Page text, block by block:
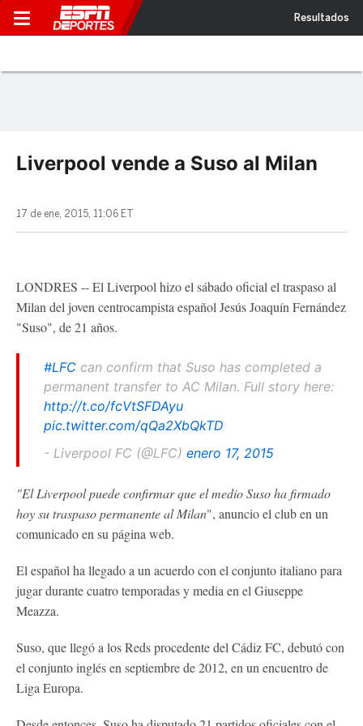
Resultados
Liverpool vende a Suso al Milan
17 de ene, 2015, 11:06 ET
LONDRES -- El Liverpool hizo el sábado oficial el traspaso al
Milan del joven centrocampista español Jesús Joaquín Fernández
"Suso", de 21 años.
#LFC can confirm that Suso has completed a
permanent transfer to AC Milan. Full story here:
http://t.co/fcVtSFDAyu
pic.twitter.com/qQa2XbQkTD
- Liverpool FC (@LFC) enero 17, 2015
"El Liverpool puede confirmar que el medio Suso ha firmado
hoy su traspaso permanente al Milan", anuncio el club en un
comunicado en su página web.
El español ha llegado a un acuerdo con el conjunto italiano para
jugar durante cuatro temporadas y media en el Giuseppe
Meazza.
Suso, que llegó a los Reds procedente del Cádiz FC, debutó con
el conjunto inglés en septiembre de 2012, en un encuentro de
Liga Europa.